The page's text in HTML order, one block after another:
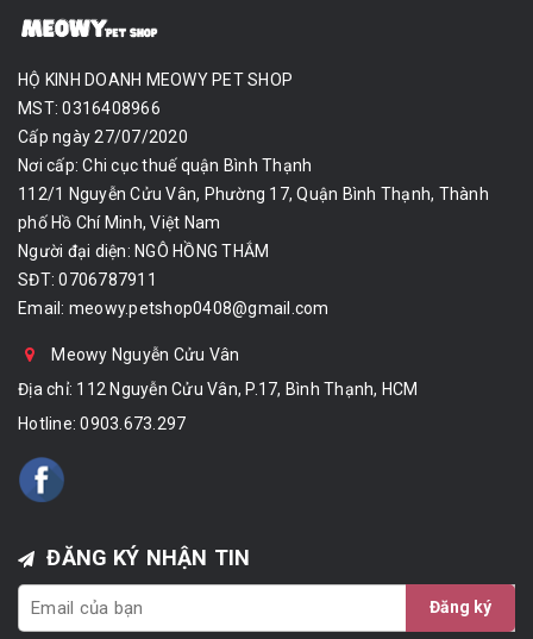
HỘ KINH DOANH MEOWY PET SHOP
MST: 0316408966
Cấp ngày 27/07/2020
Nơi cấp: Chi cục thuế quận Bình Thạnh
112/1 Nguyễn Cửu Vân, Phường 17, Quận Bình Thạnh, Thành
phố Hồ Chí Minh, Việt Nam
Người đại diện: NGÔ HỒNG THẮM
SĐT: 0706787911
Email: meowy.petshop0408@gmail.com
Meowy Nguyễn Cửu Vân
Địa chỉ: 112 Nguyễn Cửu Vân, P.17, Bình Thạnh, HCM
Hotline:0903.673.297
ĐĂNG KÝ NHẬN TIN
Đăng ký